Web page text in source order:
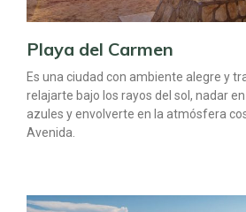
Playa del Carmen
Es una ciudad con ambiente alegre y
relajarte bajo los rayos del sol, nadar
azules y envolverte en la atmósfera
Avenida.